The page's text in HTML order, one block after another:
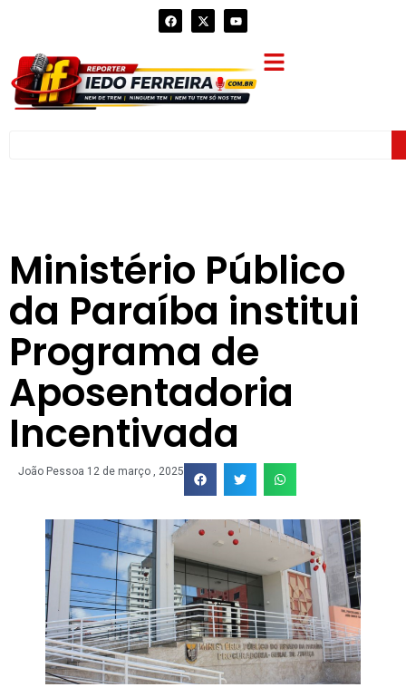
Ministério Público
da Paraíba institui
Programa de
Aposentadoria
Incentivada
João Pessoa 12 de março , 2025